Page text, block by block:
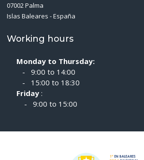
07002 Palma
Islas Baleares - España
Working hours
Monday to Thursday:
- 9:00 to 14:00
- 15:00 to 18:30
Friday:
- 9:00 to 15:00